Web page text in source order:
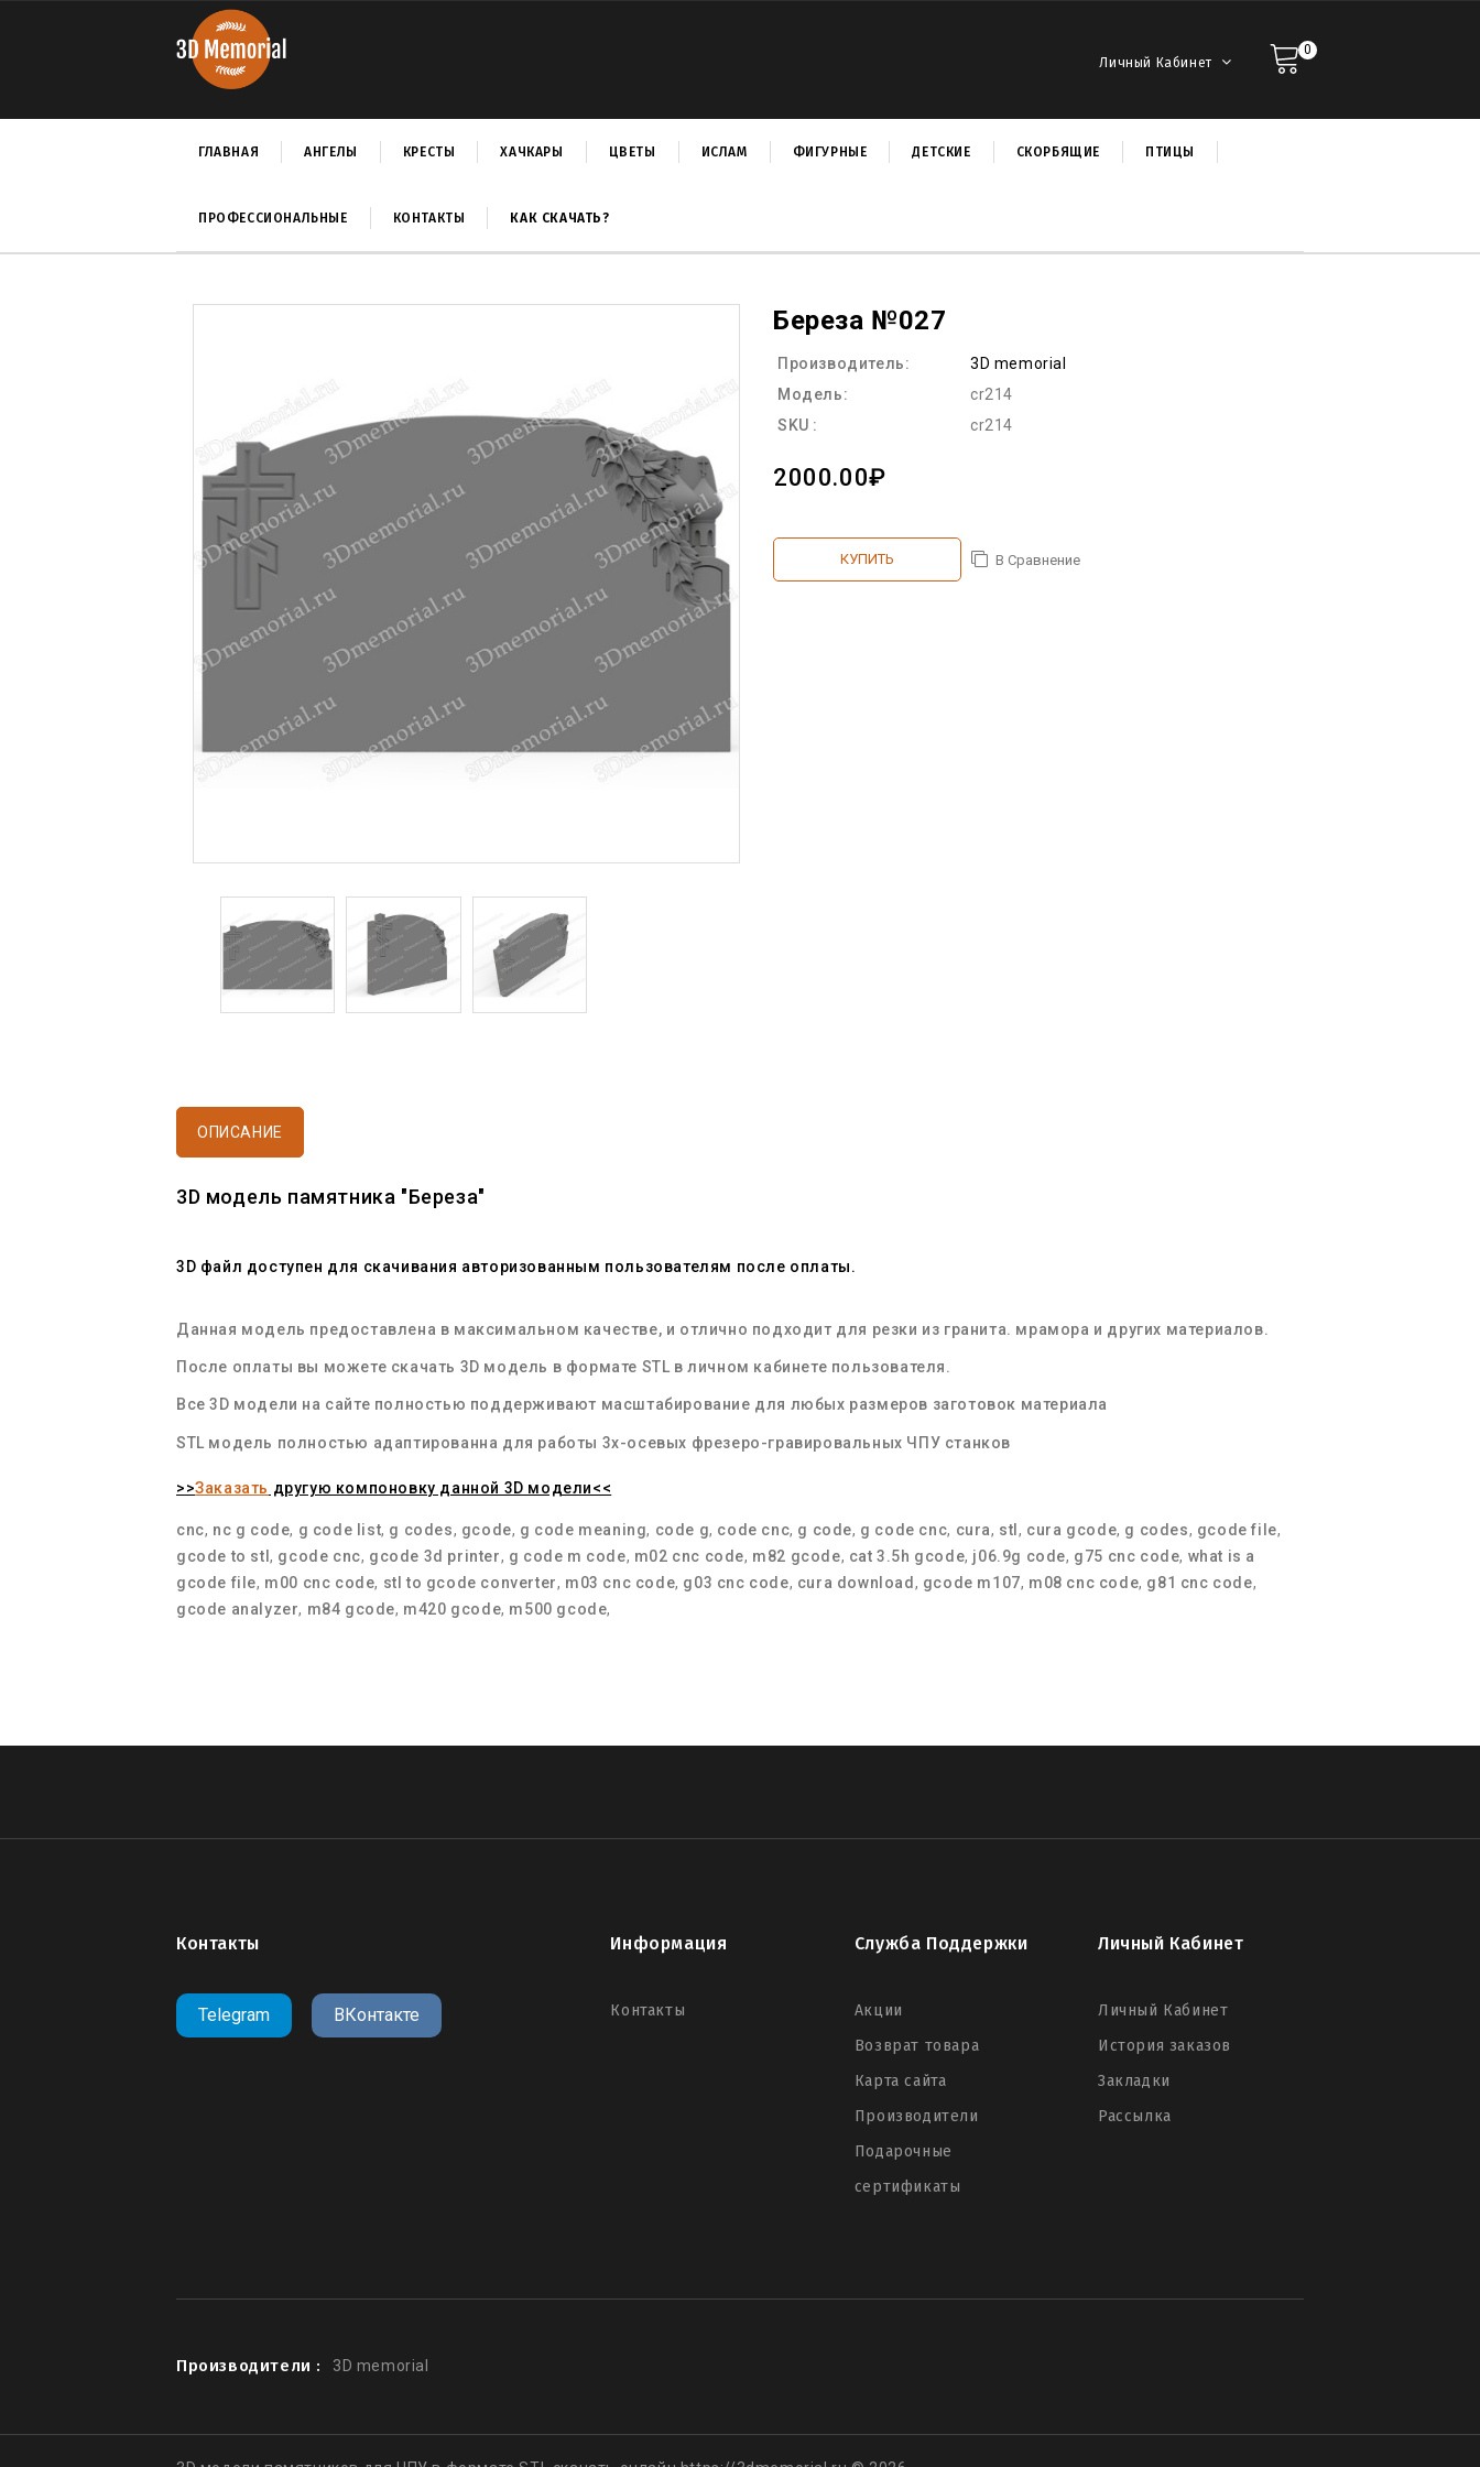
Личный Кабинет
0
ГЛАВНАЯ АНГЕЛЫ КРЕСТЫ ХАЧКАРЫ ЦВЕТЫ ИСЛАМ ФИГУРНЫЕ ДЕТСКИЕ СКОРБЯЩИЕ ПТИЦЫ
ПРОФЕССИОНАЛЬНЫЕ КОНТАКТЫ КАК СКАЧАТЬ?
Береза №027
Производитель:
3D memorial
Модель:
cr214
SKU :
cr214
2000.00₽
КУПИТЬ В Сравнение
ОПИСАНИЕ
3D модель памятника "Береза"
3D файл доступен для скачивания авторизованным пользователям после оплаты.
Данная модель предоставлена в максимальном качестве, и отлично подходит для резки из гранита. мрамора и других материалов.
После оплаты вы можете скачать 3D модель в формате STL в личном кабинете пользователя.
Все3D модели на сайте полностью поддерживают масштабирование для любых размеров заготовок материала
STL модель полностью адаптированна для работы 3х-осевых фрезеро-гравировальных ЧПУ станков
>>Заказать другую компоновку данной 3D модели<<
cnc, nc g code, g code list, g codes, gcode, g code meaning, code g, code cnc, g code, g code cnc, cura, stl , cura gcode, g codes, gcode file,
gcode to stl, gcode cnc, gcode 3d printer, g code m code, m02 cnc code, m82 gcode, cat 3.5h gcode, j06.9g code, g75 cnc code, what is a
gcode file, m00 cnc code, stl to gcode converter, m03 cnc code, g03 cnc code, cura download , gcode m107, m08 cnc code, g81 cnc code,
gcode analyzer, m84 gcode, m420 gcode, m500 gcode,
Контакты
Telegram ВКонтакте
Информация
Контакты
Служба Поддержки
Акции
Возврат товара
Карта сайта
Производители
Подарочные
сертификаты
Личный Кабинет
Личный Кабинет
История заказов
Закладки
Рассылка
Производители : 3D memorial